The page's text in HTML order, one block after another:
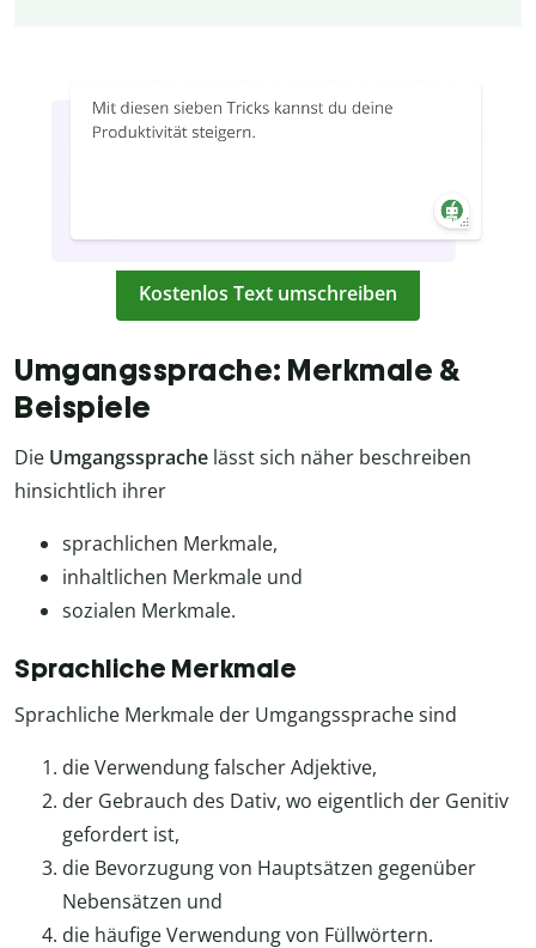
Kostenlos Text umschreiben
Umgangssprache: Merkmale &
Beispiele
Die Umgangssprache lässt sich näher beschreiben
hinsichtlich ihrer
sprachlichen Merkmale,
inhaltlichen Merkmale und
sozialen Merkmale.
Sprachliche Merkmale
Sprachliche Merkmale der Umgangssprache sind
die Verwendung falscher Adjektive,
der Gebrauch des Dativ, wo eigentlich der Genitiv
gefordert ist,
die Bevorzugung von Hauptsätzen gegenüber
Nebensätzen und
die häufige Verwendung von Füllwörtern.